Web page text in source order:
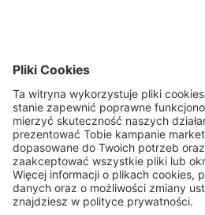
Informacje
Wysyłka i koszty
Kariera
Regulaminy promocji
Platforma JDP
Dla dostawców
Informacje prawne